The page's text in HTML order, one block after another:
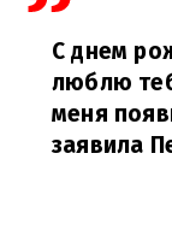
С днем
люблю
меня
заявила